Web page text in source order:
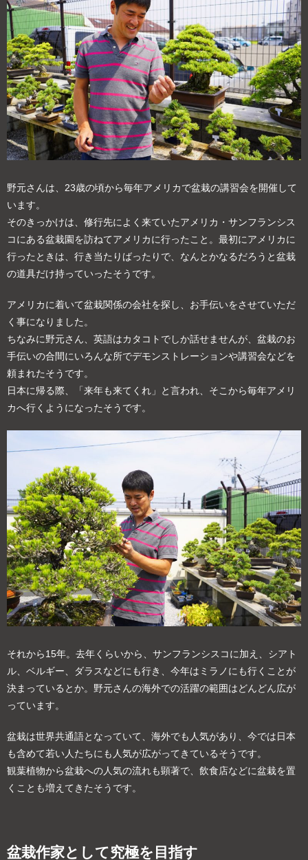
野元さんは、23歳の頃から毎年アメリカで盆栽の講習会を開催して
います。
そのきっかけは、修行先によく来ていたアメリカ・サンフランシス
コにある盆栽園を訪ねてアメリカに行ったこと。最初にアメリカに
行ったときは、行き当たりばったりで、なんとかなるだろうと盆栽
の道具だけ持っていったそうです。
アメリカに着いて盆栽関係の会社を探し、お手伝いをさせていただ
く事になりました。
ちなみに野元さん、英語はカタコトでしか話せませんが、盆栽のお
手伝いの合間にいろんな所でデモンストレーションや講習会などを
頼まれたそうです。
日本に帰る際、「来年も来てくれ」と言われ、そこから毎年アメリ
カへ行くようになったそうです。
それから15年。去年くらいから、サンフランシスコに加え、シアト
ル、ベルギー、ダラスなどにも行き、今年はミラノにも行くことが
決まっているとか。野元さんの海外での活躍の範囲はどんどん広が
っています。
盆栽は世界共通語となっていて、海外でも人気があり、今では日本
も含めて若い人たちにも人気が広がってきているそうです。
観葉植物から盆栽への人気の流れも顕著で、飲食店などに盆栽を置
くことも増えてきたそうです。
盆栽作家として究極を目指す